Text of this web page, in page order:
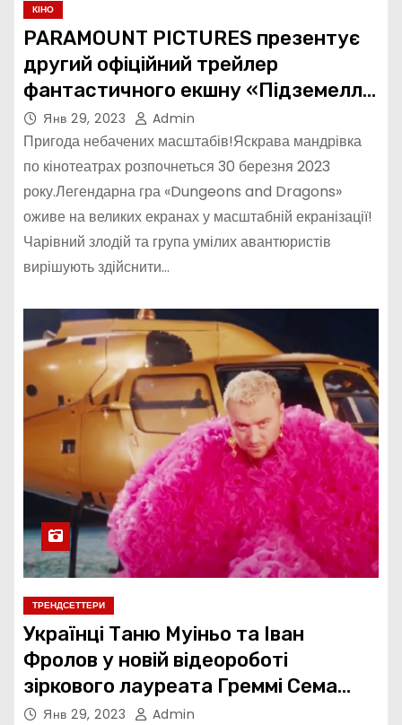
КІНО
PARAMOUNT PICTURES презентує
другий офіційний трейлер
фантастичного екшну «Підземелля
і дракони: честь злодіїв»
Янв 29, 2023 Admin
Пригода небачених масштабів!Яскрава мандрівка
по кінотеатрах розпочнеться 30 березня 2023
року.Легендарна гра «Dungeons and Dragons»
оживе на великих екранах у масштабній екранізації!
Чарівний злодій та група умілих авантюристів
вирішують здійснити…
ТРЕНДСЕТТЕРИ
Українці Таню Муіньо та Іван
Фролов у новій відеороботі
зіркового лауреата Греммі Сема
Сміта
Янв 29, 2023 Admin